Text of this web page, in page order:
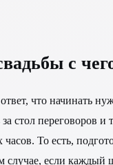
с
что начинать
стол переговоров
То есть,
если каждый